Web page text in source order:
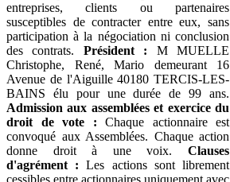
entreprises, clients ou partenaires
susceptibles de contracter entre eux, sans
participation à la négociation ni conclusion
des contrats. Président : M MUELLE
Christophe, René, Mario demeurant 16
Avenue de l'Aiguille 40180 TERCIS-LES-
BAINS élu pour une durée de 99 ans.
Admission aux assemblées et exercice du
droit de vote : Chaque actionnaire est
convoqué aux Assemblées. Chaque action
donne droit à une voix. Clauses
d'agrément : Les actions sont librement
cessibles entre actionnaires uniquement avec